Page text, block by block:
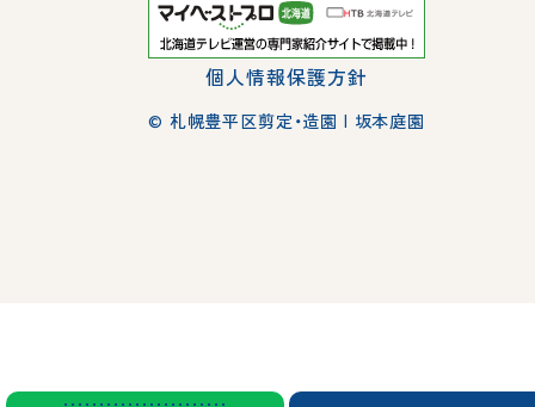
個人情報保護方針
© 札幌豊平区剪定・造園 | 坂本庭園